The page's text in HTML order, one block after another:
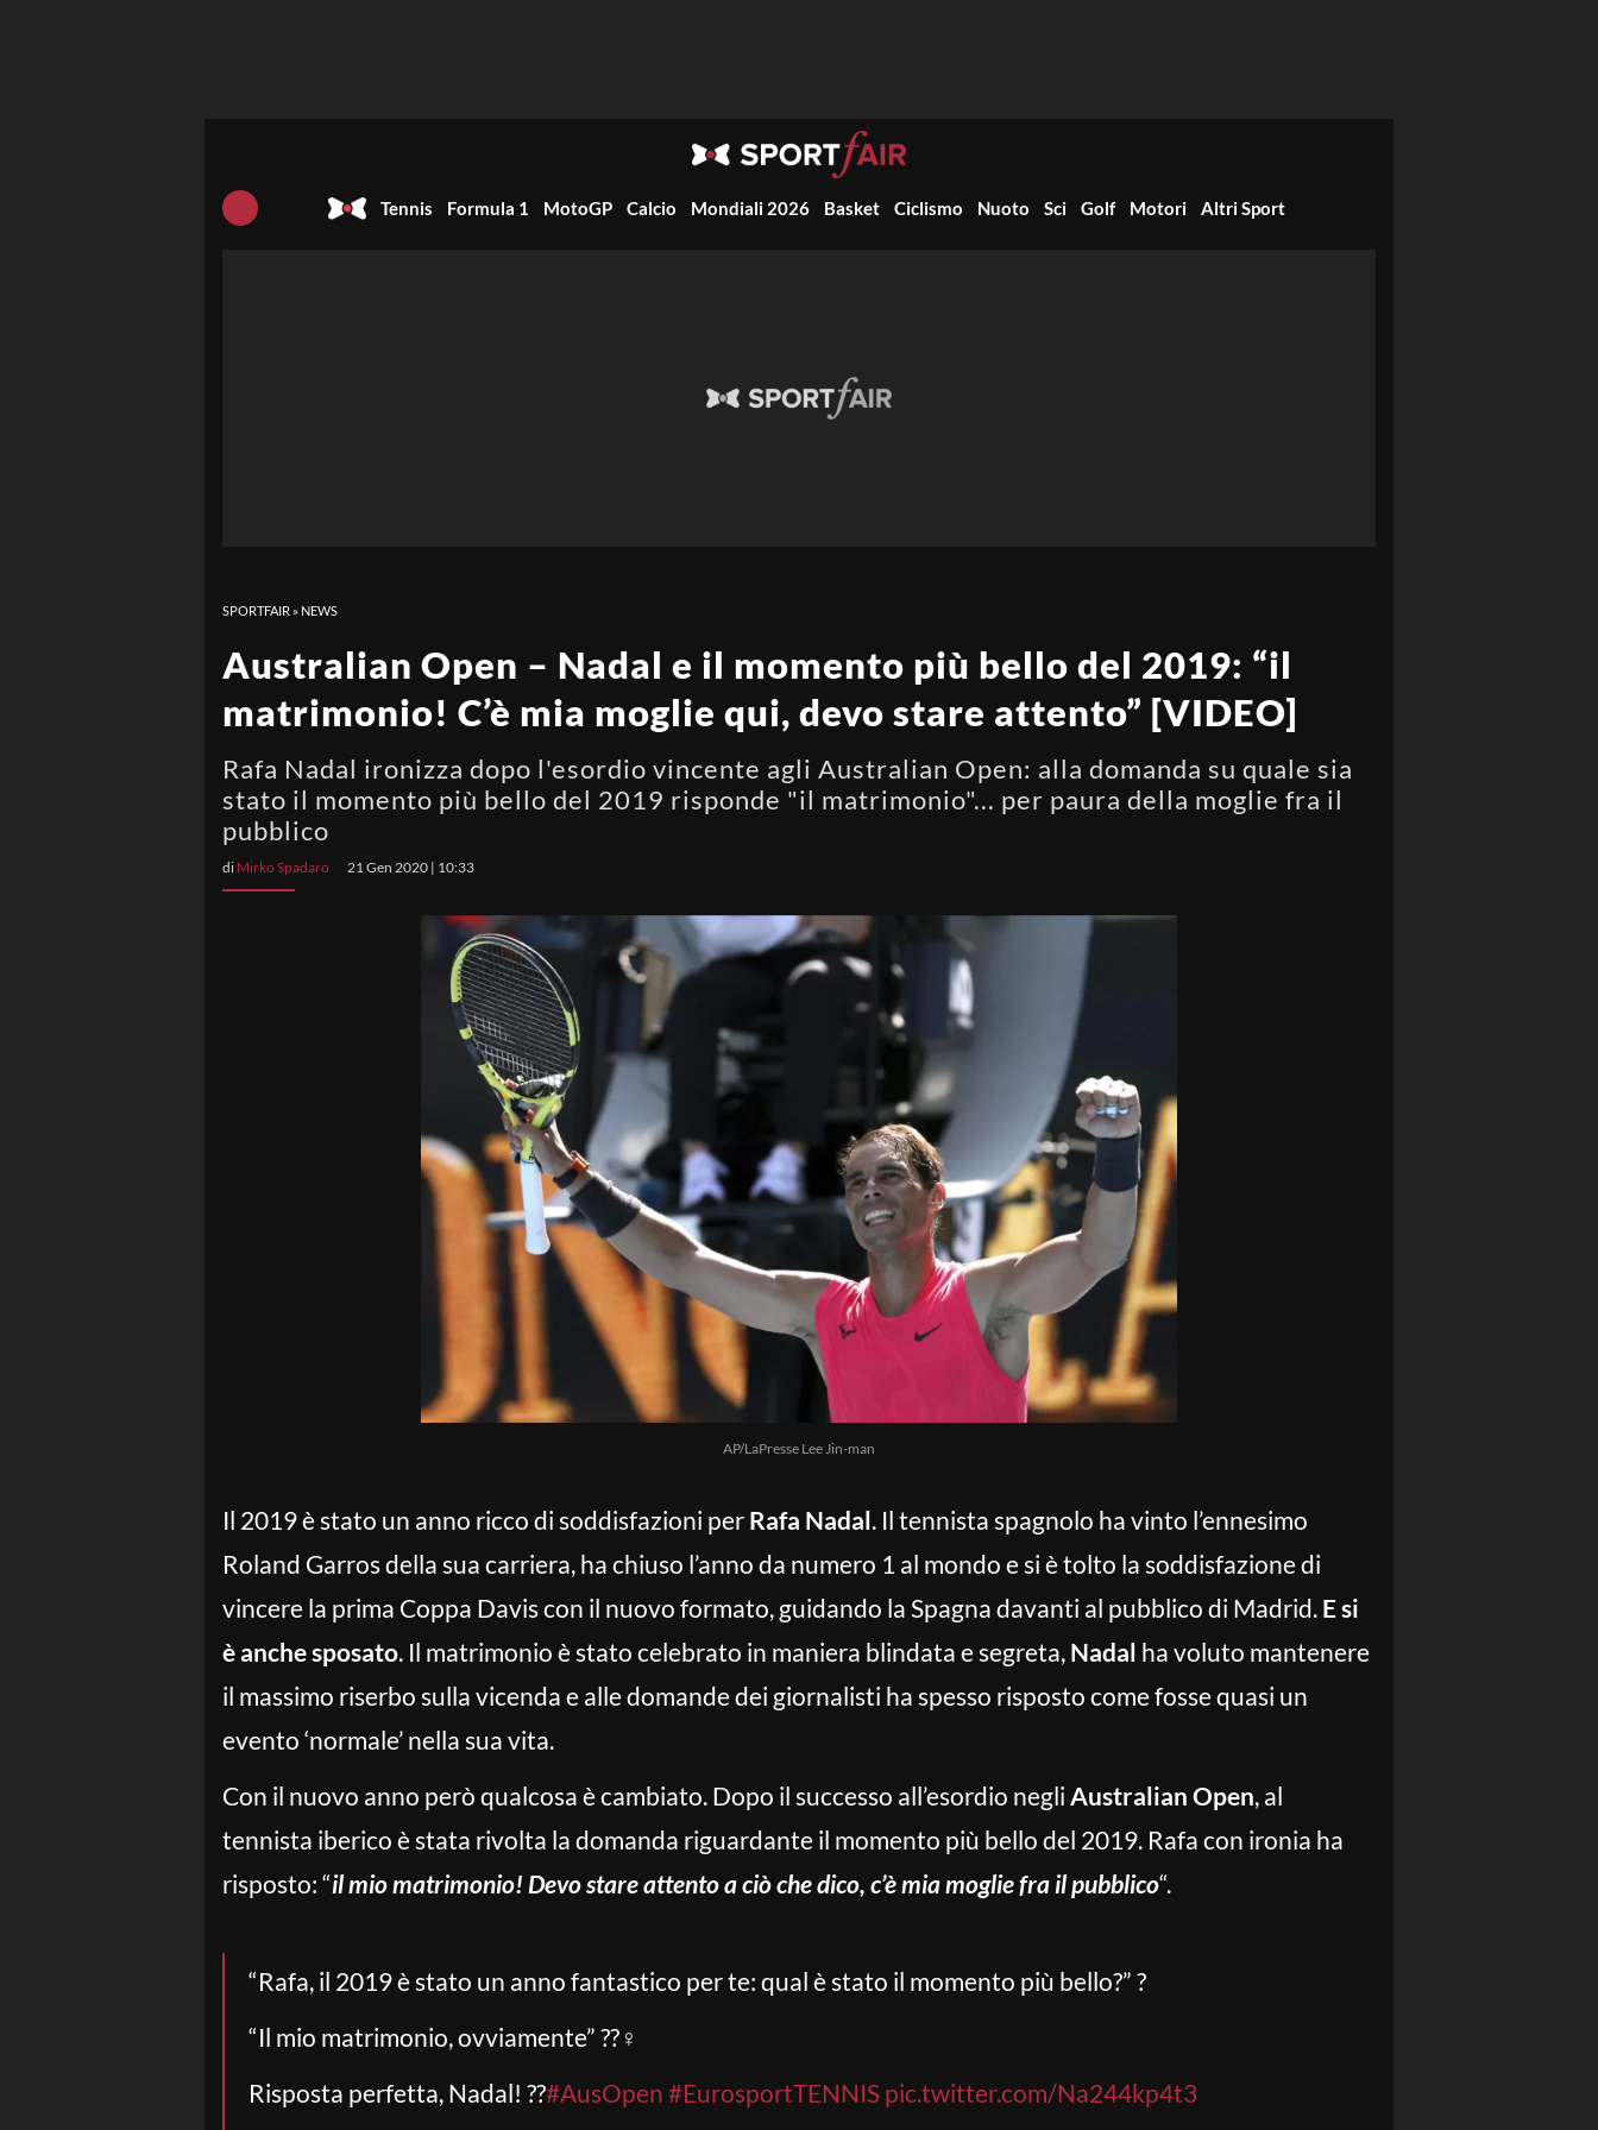
Tennis Formula 1 MotoGP Calcio Mondiali 2026 Basket Ciclismo Nuoto Sci Golf Motori Altri Sport
SPORTFAIR » NEWS
Australian Open – Nadal e il momento più bello del 2019: “il
matrimonio! C’è mia moglie qui, devo stare attento” [VIDEO]
Rafa Nadal ironizza dopo l'esordio vincente agli Australian Open: alla domanda su quale sia
stato il momento più bello del 2019 risponde "il matrimonio"... per paura della moglie fra il
pubblico
di Mirko Spadaro 21 Gen 2020 | 10:33
AP/LaPresse Lee Jin-man
Il 2019 è stato un anno ricco di soddisfazioni per Rafa Nadal. Il tennista spagnolo ha vinto l’ennesimo
Roland Garros della sua carriera, ha chiuso l’anno da numero 1 al mondo e si è tolto la soddisfazione di
vincere la prima Coppa Davis con il nuovo formato, guidando la Spagna davanti al pubblico di Madrid. E si
è anche sposato. Il matrimonio è stato celebrato in maniera blindata e segreta, Nadal ha voluto mantenere
il massimo riserbo sulla vicenda e alle domande dei giornalisti ha spesso risposto come fosse quasi un
evento ‘normale’ nella sua vita.
Con il nuovo anno però qualcosa è cambiato. Dopo il successo all’esordio negli Australian Open, al
tennista iberico è stata rivolta la domanda riguardante il momento più bello del 2019. Rafa con ironia ha
risposto: “il mio matrimonio! Devo stare attento a ciò che dico, c’è mia moglie fra il pubblico“.
“Rafa, il 2019 è stato un anno fantastico per te: qual è stato il momento più bello?” ?
“Il mio matrimonio, ovviamente” ??‍♀️
Risposta perfetta, Nadal! ??#AusOpen #EurosportTENNIS pic.twitter.com/Na244kp4t3